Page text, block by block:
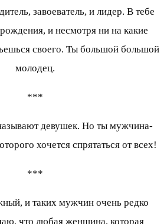
завоеватель, и лидер. В тебе
и несмотря ни на какие
своего. Ты большой большой
молодец.
***
девушек. Но ты мужчина-
хочется спрятаться от всех!
***
и таких мужчин очень редко
что любая женщина, которая